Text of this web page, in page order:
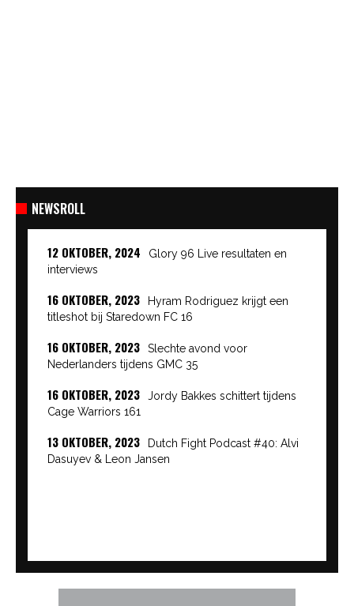
NEWSROLL
12 OKTOBER, 2024
Glory 96 Live resultaten en
interviews
16 OKTOBER, 2023
Hyram Rodriguez krijgt een
titleshot bij Staredown FC 16
16 OKTOBER, 2023
Slechte avond voor
Nederlanders tijdens GMC 35
16 OKTOBER, 2023
Jordy Bakkes schittert tijdens
Cage Warriors 161
13 OKTOBER, 2023
Dutch Fight Podcast #40: Alvi
Dasuyev & Leon Jansen